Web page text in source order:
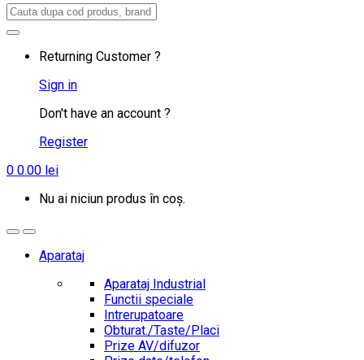
Search
Returning Customer ?
Sign in
Don't have an account ?
Register
0 0.00 lei
Nu ai niciun produs în coș.
Aparataj
Aparataj Industrial
Functii speciale
Intrerupatoare
Obturat./Taste/Placi
Prize AV/difuzor